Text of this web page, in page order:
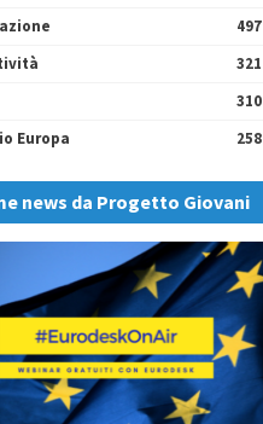
497
321
310
Europa
258
news da Progetto Giovani